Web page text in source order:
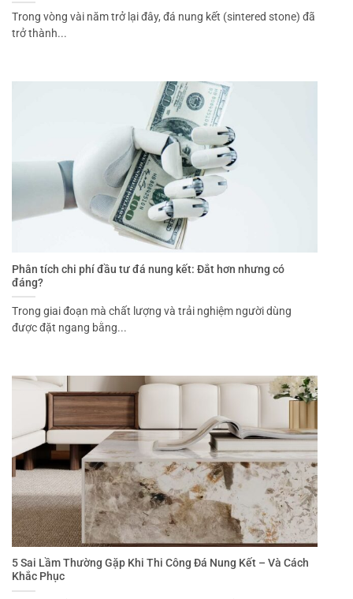
Trong vòng vài năm trở lại đây, đá nung kết (sintered stone) đã
trở thành...
Phân tích chi phí đầu tư đá nung kết: Đắt hơn nhưng có
đáng?
Trong giai đoạn mà chất lượng và trải nghiệm người dùng
được đặt ngang bằng...
5 Sai Lầm Thường Gặp Khi Thi Công Đá Nung Kết – Và Cách
Khắc Phục